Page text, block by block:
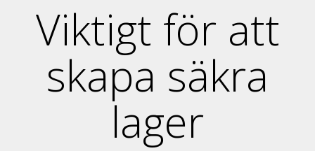
Viktigt för att
skapa säkra
lager